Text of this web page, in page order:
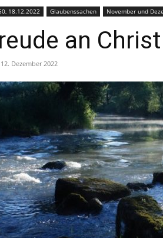
18.12.2022 Glaubenssachen November und
an
12. Dezember 2022